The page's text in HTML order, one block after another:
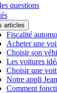
questions
articles
Fiscalité
Acheter une
Choisir son
Les voitures
Choisir une
Notre appli
Comment